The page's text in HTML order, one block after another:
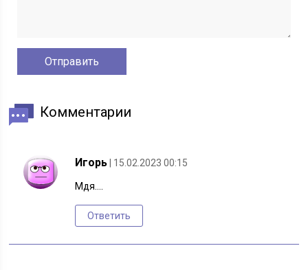
Комментарии
Игорь | 15.02.2023 00:15
Мдя….
Ответить